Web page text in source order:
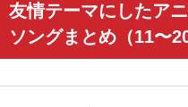
友情テーマにしたア
ソングまとめ（11〜20